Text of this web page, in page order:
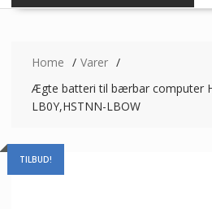
Home
Varer
Ægte batteri til bærbar computer
LB0Y,HSTNN-LBOW
TILBUD!